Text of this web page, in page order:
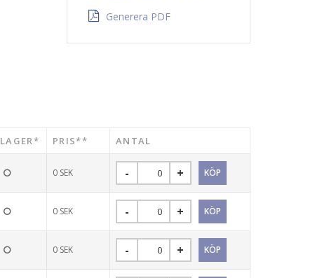
Generera PDF
LAGER* PRIS** ANTAL
0 SEK
0 SEK
0 SEK